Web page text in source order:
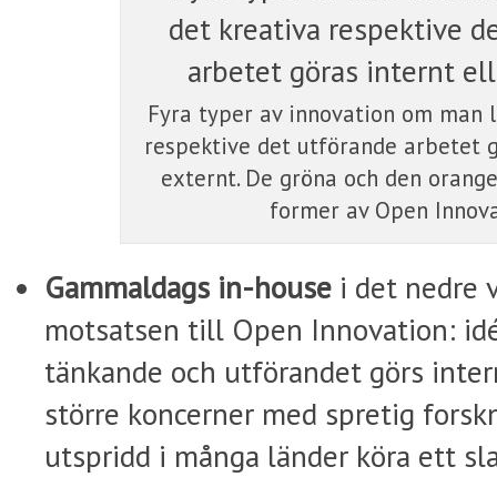
Fyra typer av innovation om
respektive det utförande arbetet
externt. De gröna och den
former av Open
Gammaldags in-house i det nedre
motsatsen till Open Innovation:
tänkande och utförandet görs
större koncerner med spretig
utspridd i många länder köra ett